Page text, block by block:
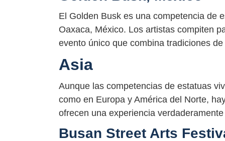
El Golden Busk es una competencia de
Oaxaca, México. Los artistas compiten
evento único que combina tradiciones
Asia
Aunque las competencias de estatuas
como en Europa y América del Norte,
ofrecen una experiencia
Busan Street Arts